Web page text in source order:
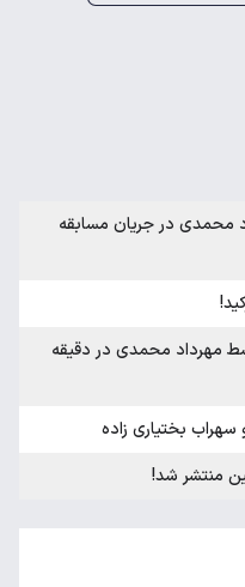
محمدی در جریان مسابقه
مهرداد محمدی در دقیقه
بختیاری زاده
منتشر شد!